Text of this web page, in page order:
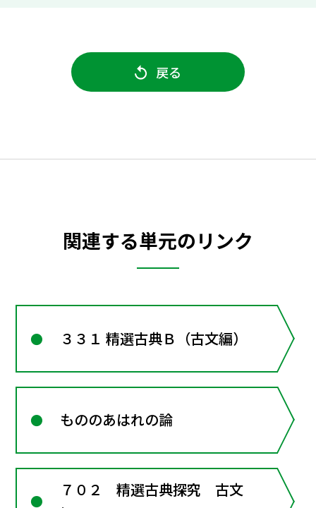
戻る
関連する単元のリンク
３３１ 精選古典Ｂ（古文編）
もののあはれの論
７０２ 精選古典探究 古文